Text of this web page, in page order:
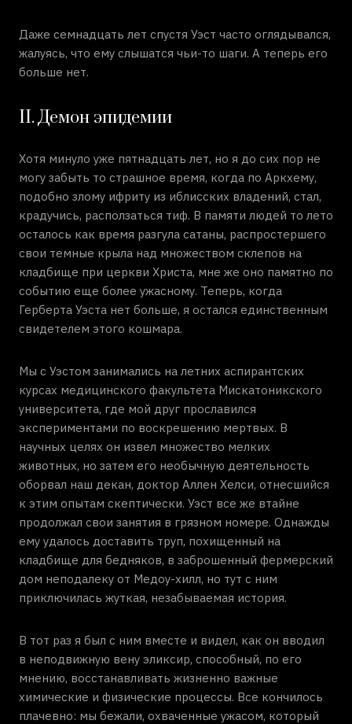
Даже семнадцать лет спустя Уэст часто оглядывался,
жалуясь, что ему слышатся чьи-то шаги. А теперь его
больше нет.
II. Демон эпидемии
Хотя минуло уже пятнадцать лет, но я до сих пор не
могу забыть то страшное время, когда по Аркхему,
подобно злому ифриту из иблисских владений, стал,
крадучись, расползаться тиф. В памяти людей то лето
осталось как время разгула сатаны, распростершего
свои темные крыла над множеством склепов на
кладбище при церкви Христа, мне же оно памятно по
событию еще более ужасному. Теперь, когда
Герберта Уэста нет больше, я остался единственным
свидетелем этого кошмара.
Мы с Уэстом занимались на летних аспирантских
курсах медицинского факультета Мискатоникского
университета, где мой друг прославился
экспериментами по воскрешению мертвых. В
научных целях он извел множество мелких
животных, но затем его необычную деятельность
оборвал наш декан, доктор Аллен Хелси, отнесшийся
к этим опытам скептически. Уэст все же втайне
продолжал свои занятия в грязном номере. Однажды
ему удалось доставить труп, похищенный на
кладбище для бедняков, в заброшенный фермерский
дом неподалеку от Медоу-хилл, но тут с ним
приключилась жуткая, незабываемая история.
В тот раз я был с ним вместе и видел, как он вводил
в неподвижную вену эликсир, способный, по его
мнению, восстанавливать жизненно важные
химические и физические процессы. Все кончилось
плачевно: мы бежали, охваченные ужасом, который